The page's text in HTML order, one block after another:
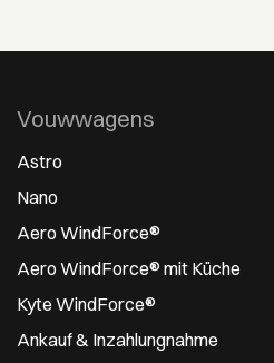
Vouwwagens
Astro
Nano
Aero WindForce®
Aero WindForce® mit Küche
Kyte WindForce®
Ankauf & Inzahlungnahme